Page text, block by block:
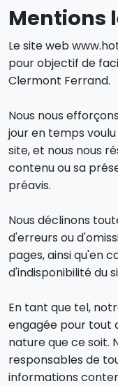
Mentions
Le site web
pour objectif de
Clermont Ferrand.
Nous nous
jour en temps
site, et nous nous
contenu ou sa
préavis.
Nous déclinons
d'erreurs ou
pages, ainsi qu'en
d'indisponibilité du
En tant que tel,
engagée pour tout
nature que ce soit.
responsables de
informations